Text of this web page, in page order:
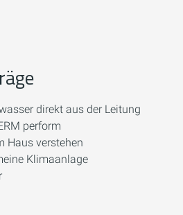
direkt aus der Leitung
perform
Haus verstehen
Klimaanlage